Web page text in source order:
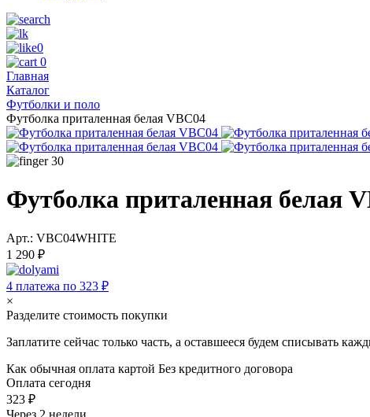
0
0
Главная
Каталог
Футболки и поло
Футболка приталенная белая VBC04
30
Футболка приталенная белая
Арт.: VBC04WHITE
1 290 ₽
4 платежа по 323 ₽
×
Разделите стоимость покупки
Заплатите сейчас только часть, а оставшееся будем списывать
Как обычная оплата картой Без кредитного договора
Оплата сегодня
323 ₽
Через 2 недели